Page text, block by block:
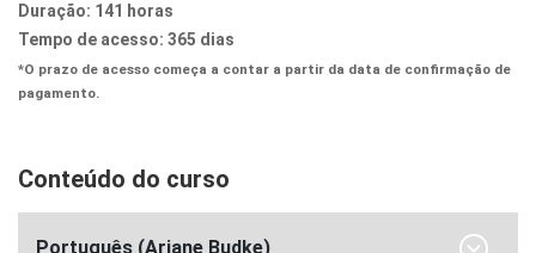
Duração: 141 horas
Tempo de acesso: 365 dias
*O prazo de acesso começa a contar a partir da data de confirmação de
pagamento.
Conteúdo do curso
Português (Ariane Budke)